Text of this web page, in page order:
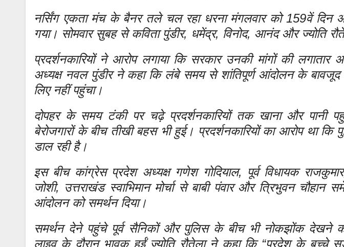
नर्सिंग एकता मंच के बैनर तले चल रहा धरना मंगलवार को 159वें
गया। सोमवार सुबह से कविता पुंडीर, धमेंद्र, विनोद, आनंद और ज्योति
प्रदर्शनकारियों ने आरोप लगाया कि सरकार उनकी मांगों की
अध्यक्ष नवल पुंडीर ने कहा कि लंबे समय से शांतिपूर्ण आंदोलन के बावजूद
लिए नहीं पहुंचा।
दोपहर के समय टंकी पर चढ़े प्रदर्शनकारियों तक खाना और पानी
बेरोजगारों के बीच तीखी बहस भी हुई। प्रदर्शनकारियों का आरोप था कि
डाल रही है।
इस बीच कांग्रेस प्रदेश अध्यक्ष गणेश गोदियाल, पूर्व विधायक
जोशी, उत्तराखंड स्वाभिमान मोर्चा से बाबी पंवार और त्रिभुवन
आंदोलन को समर्थन दिया।
समर्थन देने पहुंचे पूर्व सैनिकों और पुलिस के बीच भी नोकझोंक देखने को
लाइव के दौरान भावुक हुईं ज्योति रौतेला ने कहा कि “प्रदेश के बच्चे